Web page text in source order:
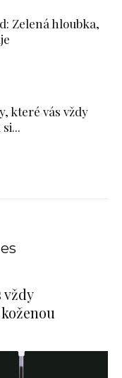
Zelená hloubka,
které vás vždy
vždy